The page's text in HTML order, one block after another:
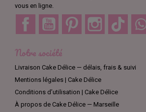
vous en ligne.
Facebook YouTube Pinterest Instagram TikTok
Notre société
Livraison Cake Délice — délais, frais & suivi
Mentions légales | Cake Délice
Conditions d’utilisation | Cake Délice
À propos de Cake Délice — Marseille